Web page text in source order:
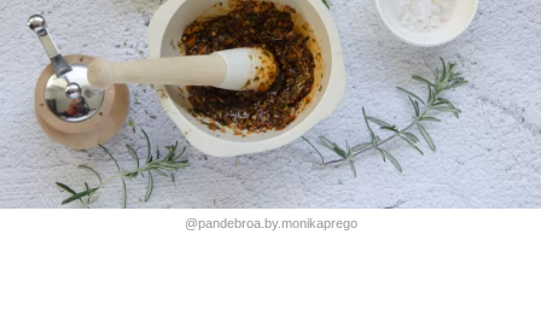
@pandebroa.by.monikaprego